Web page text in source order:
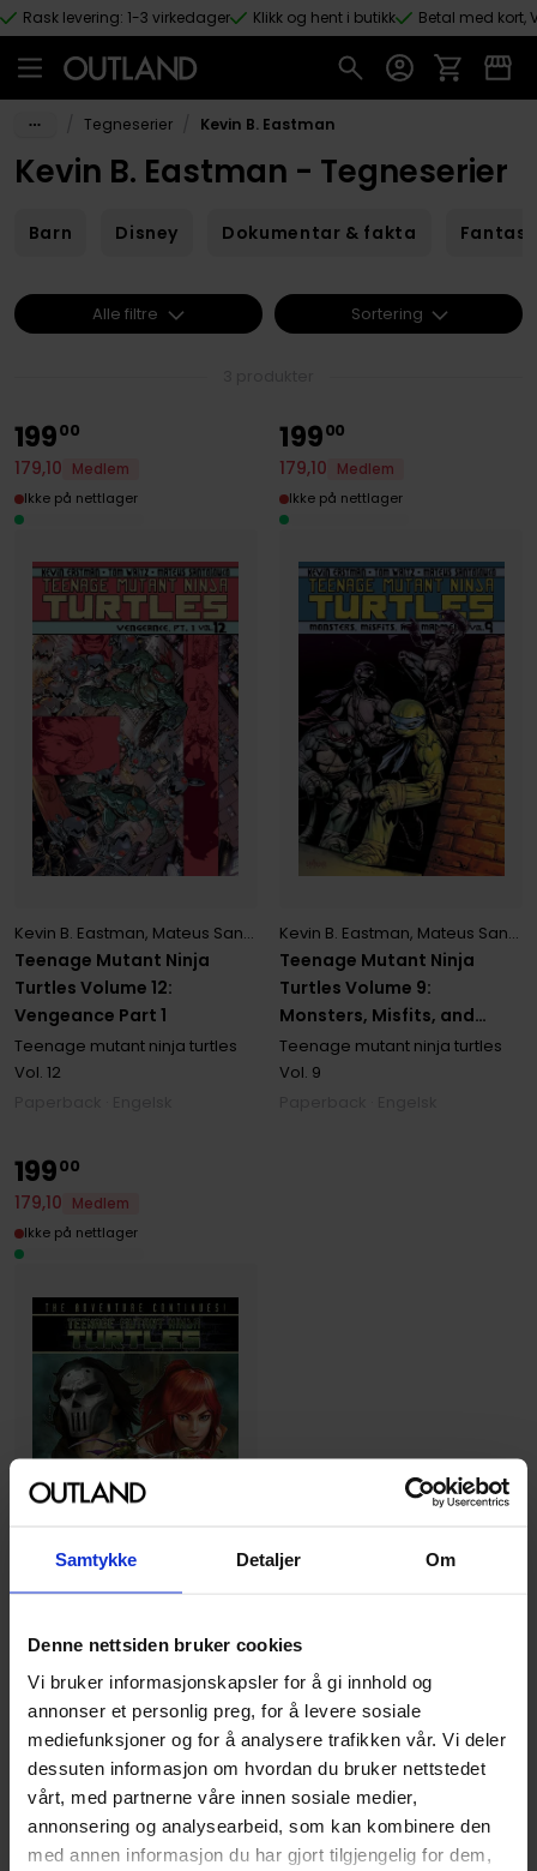
Samtykke Detaljer Om
Denne nettsiden bruker cookies
Vi bruker informasjonskapsler for å gi innhold og
annonser et personlig preg, for å levere sosiale
mediefunksjoner og for å analysere trafikken vår. Vi deler
dessuten informasjon om hvordan du bruker nettstedet
vårt, med partnerne våre innen sosiale medier,
annonsering og analysearbeid, som kan kombinere den
med annen informasjon du har gjort tilgjengelig for dem,
Hopp til hovedinnhold
Rask levering: 1-3 virkedager Klikk og hent i butikk Betal med kort,
Tegneserier Kevin B. Eastman
Kevin B. Eastman - Tegneserier
Barn Disney Dokumentar & fakta Fantasy
Teenage Mutant Ninja
Turtles Volume 12:
Vengeance Part 1
Kevin B. Eastman, Mateus Santolouco ,Tom Waltz
Teenage mutant ninja turtles
Vol. 12
19900
179,10
Medlem
Ikke på nettlager
Teenage Mutant Ninja
Turtles Volume 9:
Monsters, Misfits, and
Madmen
Kevin B. Eastman, Mateus Santolouco
Teenage mutant ninja turtles
Vol. 9
19900
179,10
Medlem
Ikke på nettlager
Teenage Mutant Ninja
Turtles Enemies Old,
Enemies New
Teenage mutant ninja turtles
Vol. 2
Paperback · Engelsk
19900
179,10
Medlem
Ikke på nettlager
Alle filtre Sortering